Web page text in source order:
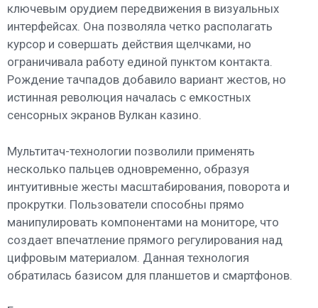
ключевым орудием передвижения в визуальных
интерфейсах. Она позволяла четко располагать
курсор и совершать действия щелчками, но
ограничивала работу единой пунктом контакта.
Рождение тачпадов добавило вариант жестов, но
истинная революция началась с емкостных
сенсорных экранов Вулкан казино.
Мультитач-технологии позволили применять
несколько пальцев одновременно, образуя
интуитивные жесты масштабирования, поворота и
прокрутки. Пользователи способны прямо
манипулировать компонентами на мониторе, что
создает впечатление прямого регулирования над
цифровым материалом. Данная технология
обратилась базисом для планшетов и смартфонов.